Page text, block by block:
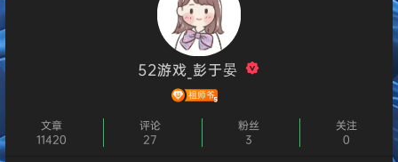
52游戏_彭于晏
文章
11420
评论
27
粉丝
3
关注
0